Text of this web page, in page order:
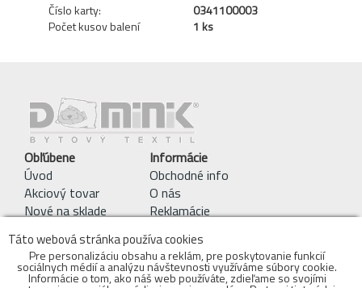
Číslo karty:
0341100003
Počet kusov balení
1 ks
Obľúbene
Úvod
Akciový tovar
Nové na sklade
Informácie
Obchodné info
O nás
Reklamácie
Obchodné podmienky
Kontakty
Táto webová stránka používa cookies
Pre personalizáciu obsahu a reklám, pre poskytovanie funkcií
sociálnych médií a analýzu návštevnosti využíváme súbory cookie.
Informácie o tom, ako náš web používáte, zdieľame so svojími